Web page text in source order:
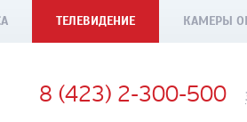
ТЕЛЕВИДЕНИЕ КАМЕРЫ
8 (423) 2-300-500